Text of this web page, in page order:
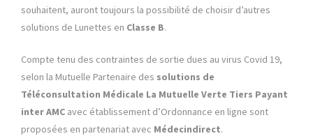
souhaitent, auront toujours la possibilité de choisir d’autres
solutions de Lunettes en Classe B.
Compte tenu des contraintes de sortie dues au virus Covid 19,
selon la Mutuelle Partenaire des solutions de
Téléconsultation Médicale La Mutuelle Verte Tiers Payant
inter AMC avec établissement d’Ordonnance en ligne sont
proposées en partenariat avec Médecindirect.